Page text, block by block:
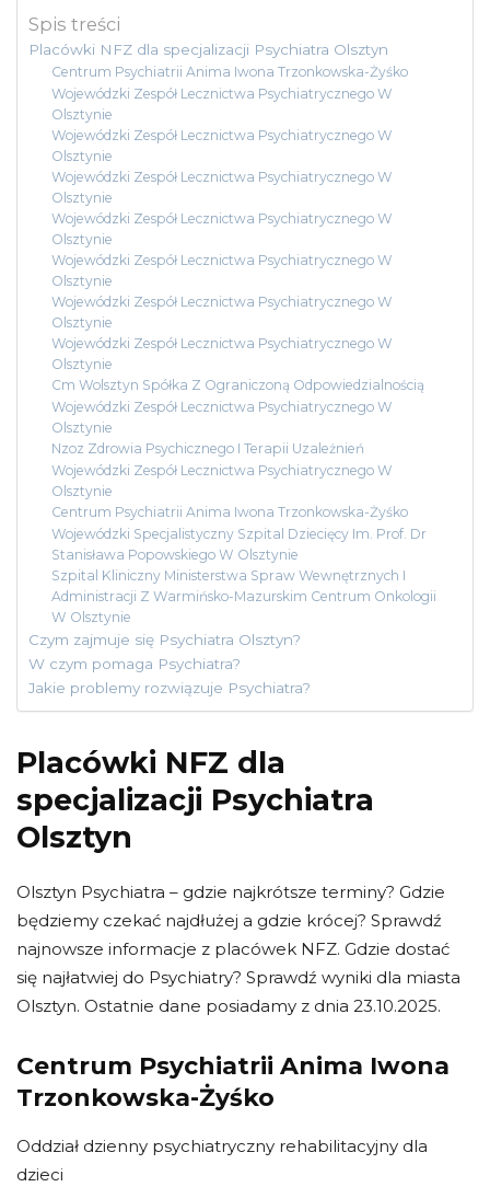
Spis treści
Placówki NFZ dla specjalizacji Psychiatra Olsztyn
Centrum Psychiatrii Anima Iwona Trzonkowska-Żyśko
Wojewódzki Zespół Lecznictwa Psychiatrycznego W
Olsztynie
Wojewódzki Zespół Lecznictwa Psychiatrycznego W
Olsztynie
Wojewódzki Zespół Lecznictwa Psychiatrycznego W
Olsztynie
Wojewódzki Zespół Lecznictwa Psychiatrycznego W
Olsztynie
Wojewódzki Zespół Lecznictwa Psychiatrycznego W
Olsztynie
Wojewódzki Zespół Lecznictwa Psychiatrycznego W
Olsztynie
Wojewódzki Zespół Lecznictwa Psychiatrycznego W
Olsztynie
Cm Wolsztyn Spółka Z Ograniczoną Odpowiedzialnością
Wojewódzki Zespół Lecznictwa Psychiatrycznego W
Olsztynie
Nzoz Zdrowia Psychicznego I Terapii Uzależnień
Wojewódzki Zespół Lecznictwa Psychiatrycznego W
Olsztynie
Centrum Psychiatrii Anima Iwona Trzonkowska-Żyśko
Wojewódzki Specjalistyczny Szpital Dziecięcy Im. Prof. Dr
Stanisława Popowskiego W Olsztynie
Szpital Kliniczny Ministerstwa Spraw Wewnętrznych I
Administracji Z Warmińsko-Mazurskim Centrum Onkologii
W Olsztynie
Czym zajmuje się Psychiatra Olsztyn?
W czym pomaga Psychiatra?
Jakie problemy rozwiązuje Psychiatra?
Placówki NFZ dla
specjalizacji Psychiatra
Olsztyn
Olsztyn Psychiatra – gdzie najkrótsze terminy? Gdzie
będziemy czekać najdłużej a gdzie krócej? Sprawdź
najnowsze informacje z placówek NFZ. Gdzie dostać
się najłatwiej do Psychiatry? Sprawdź wyniki dla miasta
Olsztyn. Ostatnie dane posiadamy z dnia 23.10.2025.
Centrum Psychiatrii Anima Iwona
Trzonkowska-Żyśko
Oddział dzienny psychiatryczny rehabilitacyjny dla
dzieci